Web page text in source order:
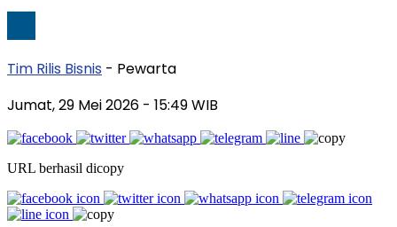
Tim Rilis Bisnis - Pewarta
Jumat, 29 Mei 2026 - 15:49 WIB
URL berhasil dicopy